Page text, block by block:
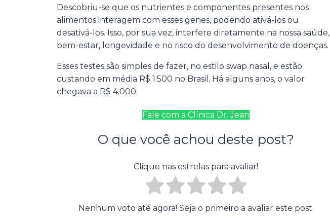
Descobriu-se que os nutrientes e componentes presentes nos
alimentos interagem com esses genes, podendo ativá-los ou
desativá-los. Isso, por sua vez, interfere diretamente na nossa saúde,
bem-estar, longevidade e no risco do desenvolvimento de doenças.
Esses testes são simples de fazer, no estilo swap nasal, e estão
custando em média R$ 1.500 no Brasil. Há alguns anos, o valor
chegava a R$ 4.000.
Fale com a Clínica Dr. Jean
O que você achou deste post?
Clique nas estrelas para avaliar!
Nenhum voto até agora! Seja o primeiro a avaliar este post.